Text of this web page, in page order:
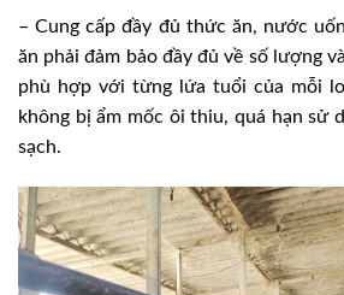
– Cung cấp đầy đủ thức ăn, nước
ăn phải đảm bảo đầy đủ về số lượng
phù hợp với từng lứa tuổi của mỗi
không bị ẩm mốc ôi thiu, quá hạn sử
sạch.